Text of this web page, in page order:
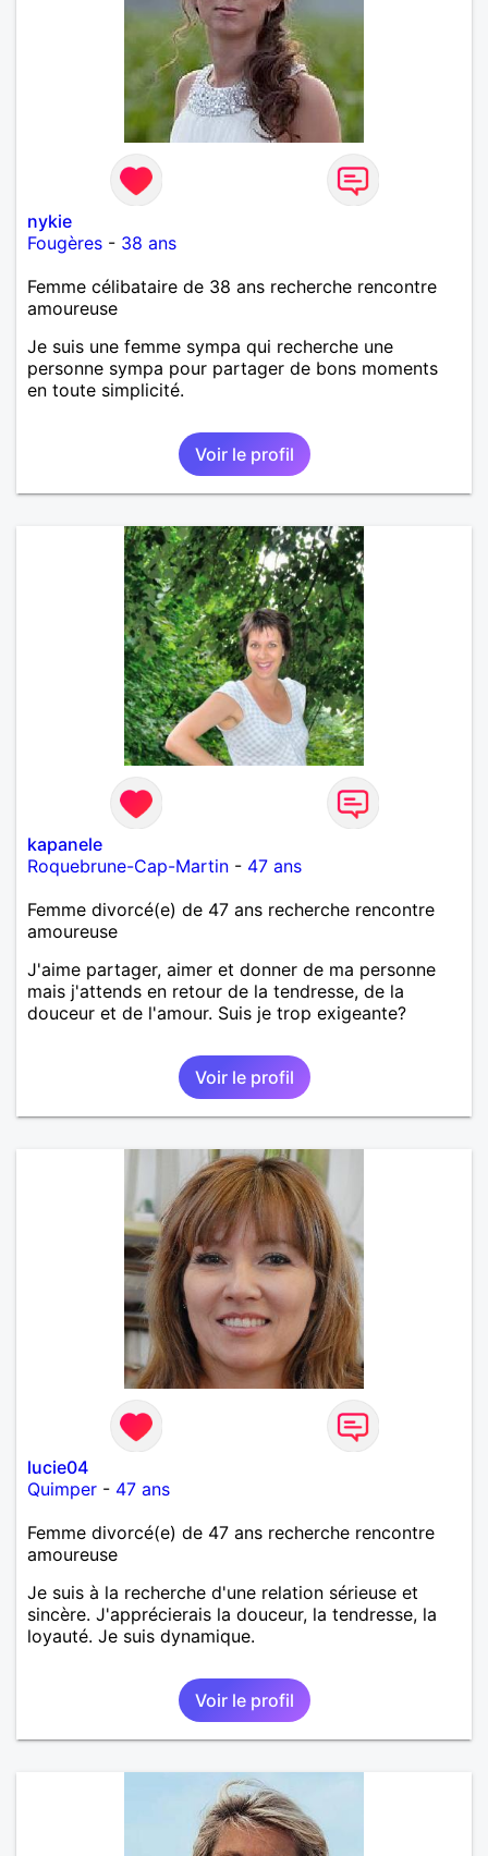
nykie
Fougères - 38 ans
Femme célibataire de 38 ans recherche rencontre
amoureuse
Je suis une femme sympa qui recherche une
personne sympa pour partager de bons moments
en toute simplicité.
Voir le profil
kapanele
Roquebrune-Cap-Martin - 47 ans
Femme divorcé(e) de 47 ans recherche rencontre
amoureuse
J'aime partager, aimer et donner de ma personne
mais j'attends en retour de la tendresse, de la
douceur et de l'amour. Suis je trop exigeante?
Voir le profil
lucie04
Quimper - 47 ans
Femme divorcé(e) de 47 ans recherche rencontre
amoureuse
Je suis à la recherche d'une relation sérieuse et
sincère. J'apprécierais la douceur, la tendresse, la
loyauté. Je suis dynamique.
Voir le profil